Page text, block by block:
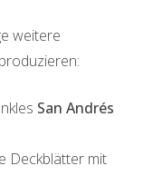
weitere
San Andrés
Deckblätter mit